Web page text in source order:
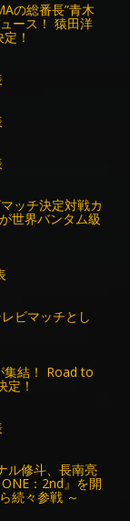
の総番長”青木
ース！ 猿田洋
！
ッチ決定対戦カ
世界バンタム級
ビマッチとし
集結！ Road to
！
ル修斗、長南亮
：2nd』を開
続々参戦 ～